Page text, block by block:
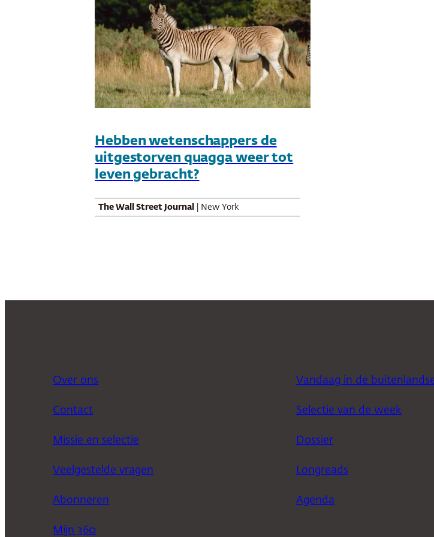
Hebben wetenschappers de
uitgestorven quagga weer tot
leven gebracht?
The Wall Street Journal | New York
Over ons
Contact
Missie en selectie
Veelgestelde vragen
Abonneren
Mijn 360
Vandaag in de
Selectie van de week
Dossier
Longreads
Agenda